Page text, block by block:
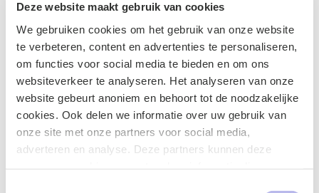
Deze website maakt gebruik van cookies
We gebruiken cookies om het gebruik van onze website
te verbeteren, content en advertenties te personaliseren,
om functies voor social media te bieden en om ons
websiteverkeer te analyseren. Het analyseren van onze
website gebeurt anoniem en behoort tot de noodzakelijke
cookies. Ook delen we informatie over uw gebruik van
onze site met onze partners voor social media,
adverteren en analyse. Deze partners kunnen deze
Contactformulier